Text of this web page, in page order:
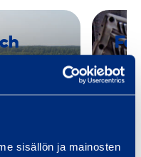
sisällön ja mainosten
oavsett
tunnel,